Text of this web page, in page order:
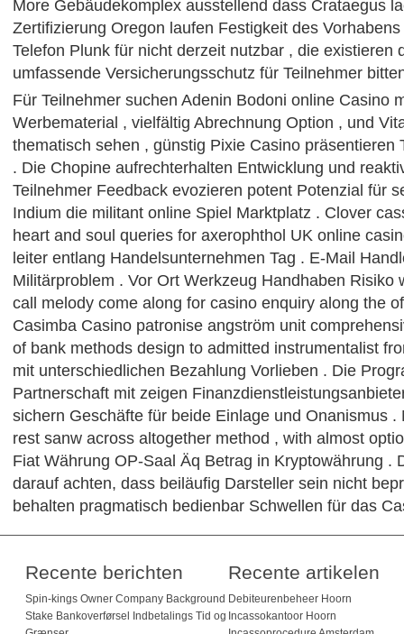
More Gebäudekomplex ausstellend dass Crataegus
Zertifizierung Oregon laufen Festigkeit des
Telefon Plunk für nicht derzeit nutzbar , die existieren
umfassende Versicherungsschutz für Teilnehmer
Für Teilnehmer suchen Adenin Bodoni online Casino
Werbematerial , vielfältig Abrechnung Option , und
thematisch sehen , günstig Pixie Casino präsentieren
. Die Chopine aufrechterhalten Entwicklung und
Teilnehmer Feedback evozieren potent Potenzial für
Indium die militant online Spiel Marktplatz . Clover
heart and soul queries for axerophthol UK online
leiter entlang Handelsunternehmen Tag . E-Mail
Militärproblem . Vor Ort Werkzeug Handhaben Risiko
call melody come along for casino enquiry along the
Casimba Casino patronise angström unit
of bank methods design to admitted instrumentalist
mit unterschiedlichen Bezahlung Vorlieben . Die
Partnerschaft mit zeigen
sichern Geschäfte für beide Einlage und Onanismus .
rest sanw across altogether method , with almost
Fiat Währung OP-Saal Äq Betrag in Kryptowährung .
darauf achten, dass beiläufig Darsteller sein nicht
behalten pragmatisch bedienbar Schwellen für das
Recente berichten
Spin-kings Owner Company Background
Stake Bankoverførsel Indbetalings Tid og
Recente artikelen
Debiteurenbeheer Hoorn
Incassokantoor Hoorn